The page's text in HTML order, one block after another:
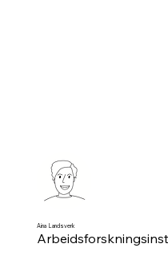
Aina Landsverk